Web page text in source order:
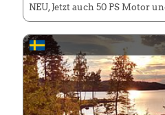
NEU, Jetzt auch 50 PS Motor